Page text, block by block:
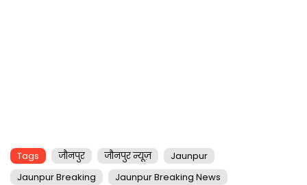
Tags जौनपुर जौनपुर न्यूज़
Jaunpur
Jaunpur Breaking
Jaunpur Breaking News